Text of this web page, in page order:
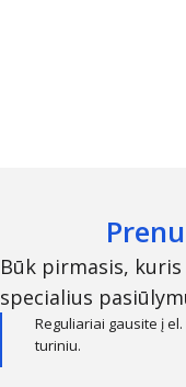
Būk pirmasis,
specialius
Reguliariai gausite į
turiniu.